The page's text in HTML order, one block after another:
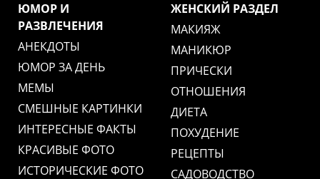
ЮМОР И
РАЗВЛЕЧЕНИЯ
АНЕКДОТЫ
ЮМОР ЗА ДЕНЬ
МЕМЫ
СМЕШНЫЕ КАРТИНКИ
ИНТЕРЕСНЫЕ ФАКТЫ
КРАСИВЫЕ ФОТО
ИСТОРИЧЕСКИЕ ФОТО
ЖЕНСКИЙ РАЗДЕЛ
МАКИЯЖ
МАНИКЮР
ПРИЧЕСКИ
ОТНОШЕНИЯ
ДИЕТА
ПОХУДЕНИЕ
РЕЦЕПТЫ
САДОВОДСТВО